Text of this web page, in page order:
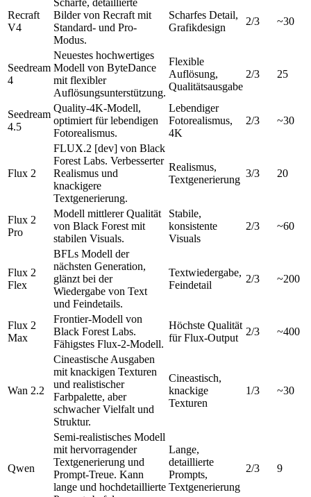
Recraft
V4
Bilder von Recraft mit
Standard- und Pro-
Modus.
Scharfes Detail,
Grafikdesign
2/3 ~30
Seedream
4
Neuestes hochwertiges
Modell von ByteDance
mit flexibler
Auflösungsunterstützung.
Flexible
Auflösung,
Qualitätsausgabe
2/3 25
Seedream
4.5
Quality-4K-Modell,
optimiert für lebendigen
Fotorealismus.
Lebendiger
Fotorealismus,
4K
2/3 ~30
Flux 2
FLUX.2 [dev] von Black
Forest Labs. Verbesserter
Realismus und
knackigere
Textgenerierung.
Realismus,
Textgenerierung
3/3 20
Flux 2
Pro
Modell mittlerer Qualität
von Black Forest mit
stabilen Visuals.
Stabile,
konsistente
Visuals
2/3 ~60
Flux 2
Flex
BFLs Modell der
nächsten Generation,
glänzt bei der
Wiedergabe von Text
und Feindetails.
Textwiedergabe,
Feindetail
2/3 ~200
Flux 2
Max
Frontier-Modell von
Black Forest Labs.
Fähigstes Flux-2-Modell.
Höchste Qualität
für Flux-Output
2/3 ~400
Wan 2.2
Cineastische Ausgaben
mit knackigen Texturen
und realistischer
Farbpalette, aber
schwacher Vielfalt und
Struktur.
Cineastisch,
knackige
Texturen
1/3 ~30
Qwen
Semi-realistisches Modell
mit hervorragender
Textgenerierung und
Prompt-Treue. Kann
lange und hochdetaillierte
Lange,
detaillierte
Prompts,
Textgenerierung
2/3 9